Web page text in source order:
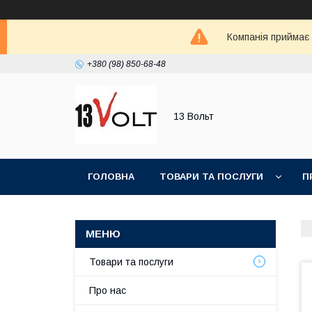
Компанія
+380 (98) 850-68-48
13 Вольт
ГОЛОВНА ТОВАРИ ТА ПОСЛУГИ
Товари та послуги
Про нас